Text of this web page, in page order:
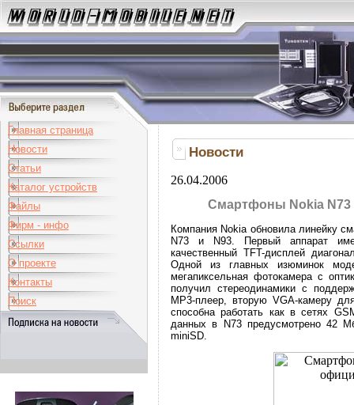
Главная страница
Новости
Статьи
Каталог устройств
Файлы
Фирм - инфо
Ссылки
О проекте
Контакты
Поиск
Новости
26.04.2006
Смартфоны Nokia N73
Компания Nokia обновила линейку
N73 и N93. Первый аппарат
качественный TFT-дисплей
Одной из главных изюминок
мегапиксельная фотокамера с
получил стереодинамики с
MP3-плеер, вторую VGA-камеру
способна работать как в сетях
данных в N73 предусмотрено 42
miniSD.